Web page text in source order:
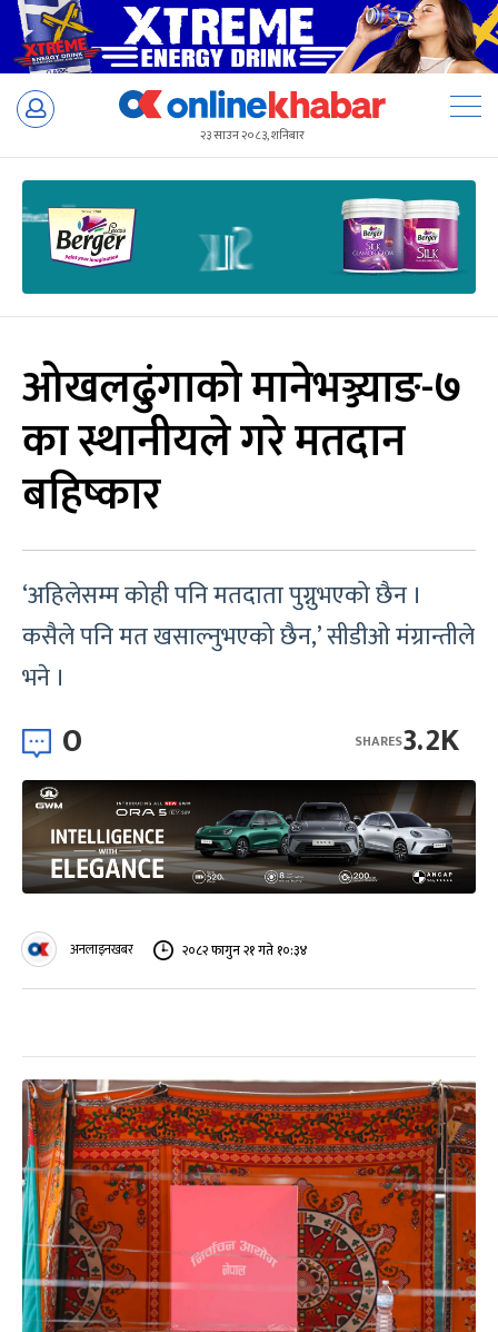
Skip
२३ साउन २०८३, शनिबार
ओखलढुंगाको मानेभञ्ज्याङ-७
का स्थानीयले गरे मतदान
बहिष्कार
‘अहिलेसम्म कोही पनि मतदाता पुग्नुभएको छैन ।
कसैले पनि मत खसाल्नुभएको छैन,’ सीडीओ मंग्रान्तीले
भने ।
0 3.2K
SHARES
अनलाइनखबर २०८२ फागुन २१ गते १०:३४